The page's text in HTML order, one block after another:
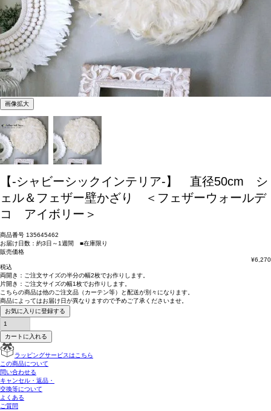
画像拡大
【-シャビーシックインテリア-】 直径50cm シ
ェル＆フェザー壁かざり ＜フェザーウォールデ
コ アイボリー＞
商品番号 135645462
お届け日数：約3日～1週間 ■在庫限り
販売価格
¥6,270
税込
両開き： ご注文サイズの半分の幅2枚でお作りします。
片開き： ご注文サイズの幅1枚でお作りします。
こちらの商品は他のご注文品（カーテン等）と配送が別々 になります。
商品によってはお届け日が異なりますので予めご了承くださいませ。
お気に入りに登録する
カートに入れる
ラッピングサービスはこちら
この商品について
問い合わせる
キャンセル・返品・
交換等について
よくある
ご質問